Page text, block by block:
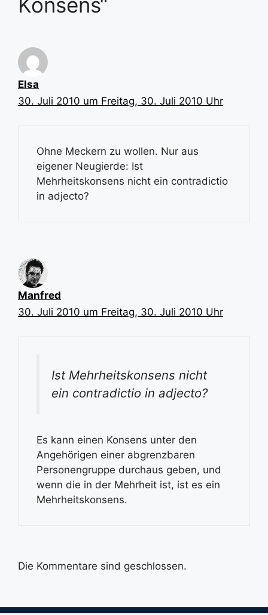
Elsa
30. Juli 2010 um Freitag, 30. Juli 2010 Uhr
Ohne Meckern zu wollen. Nur aus
eigener Neugierde: Ist
Mehrheitskonsens nicht ein contradictio
in adjecto?
Manfred
30. Juli 2010 um Freitag, 30. Juli 2010 Uhr
Ist Mehrheitskonsens nicht
ein contradictio in adjecto?
Es kann einen Konsens unter den
Angehörigen einer abgrenzbaren
Personengruppe durchaus geben, und
wenn die in der Mehrheit ist, ist es ein
Mehrheitskonsens.
Die Kommentare sind geschlossen.